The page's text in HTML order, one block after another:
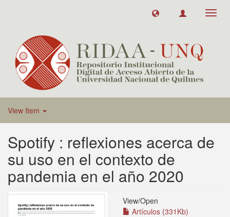
View Item
Spotify : reflexiones acerca de
su uso en el contexto de
pandemia en el año 2020
View/Open
Artículos (331Kb)